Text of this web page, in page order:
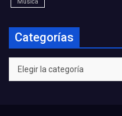
Música
Categorías
Categorías